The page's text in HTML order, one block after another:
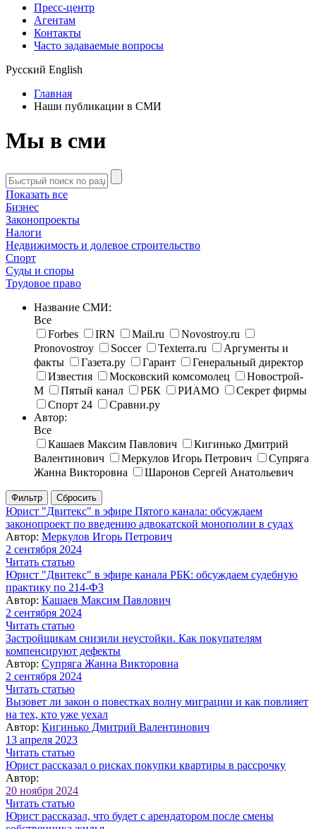
Пресс-центр
Агентам
Контакты
Часто задаваемые вопросы
Русский English
Главная
Наши публикации в СМИ
Мы в сми
Показать все
Бизнес
Законопроекты
Налоги
Недвижимость и долевое строительство
Спорт
Суды и споры
Трудовое право
Название СМИ:
Все
Forbes
IRN Mail.ru
Novostroy.ru
Pronovostroy
Soccer Texterra.ru
Аргументы и
факты
Газета.ру Гарант
Генеральный директор
Известия
Московский комсомолец
Новострой-
М
Пятый канал РБК РИАМО
Секрет фирмы
Спорт 24
Сравни.ру
Автор:
Все
Кашаев Максим Павлович
Кигинько Дмитрий
Валентинович
Меркулов Игорь Петрович
Супряга
Жанна Викторовна
Шаронов Сергей Анатольевич
Юрист "Двитекс" в эфире Пятого канала: обсуждаем
законопроект по введению адвокатской монополии в судах
Автор: Меркулов Игорь Петрович
2 сентября 2024
Читать статью
Юрист "Двитекс" в эфире канала РБК: обсуждаем судебную
практику по 214-ФЗ
Автор: Кашаев Максим Павлович
2 сентября 2024
Читать статью
Застройщикам снизили неустойки. Как покупателям
компенсируют дефекты
Автор: Супряга Жанна Викторовна
2 сентября 2024
Читать статью
Вызовет ли закон о повестках волну миграции и как повлияет
на тех, кто уже уехал
Автор: Кигинько Дмитрий Валентинович
13 апреля 2023
Читать статью
Юрист рассказал о рисках покупки квартиры в рассрочку
Автор:
20 ноября 2024
Читать статью
Юрист рассказал, что будет с арендатором после смены